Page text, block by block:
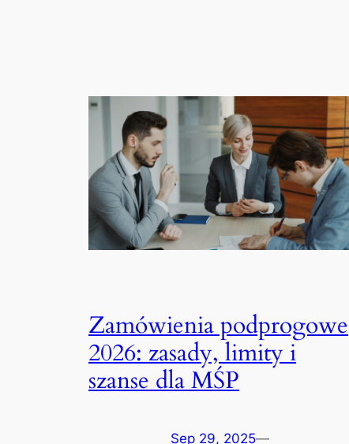
Zamówienia podprogowe
2026: zasady, limity i
szanse dla MŚP
Sep 29, 2025—